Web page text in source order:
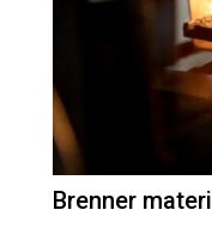
Brenner